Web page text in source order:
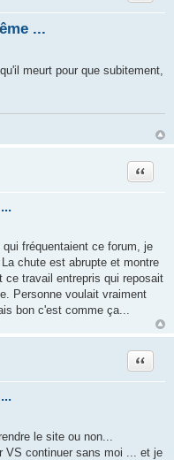
...
meurt pour que subitement,
Citer
fréquentaient ce forum, je
chute est abrupte et montre
ce travail entrepris qui reposait
Personne voulait vraiment
bon c'est comme ça...
Citer
le site ou non...
VS continuer sans moi ... et je